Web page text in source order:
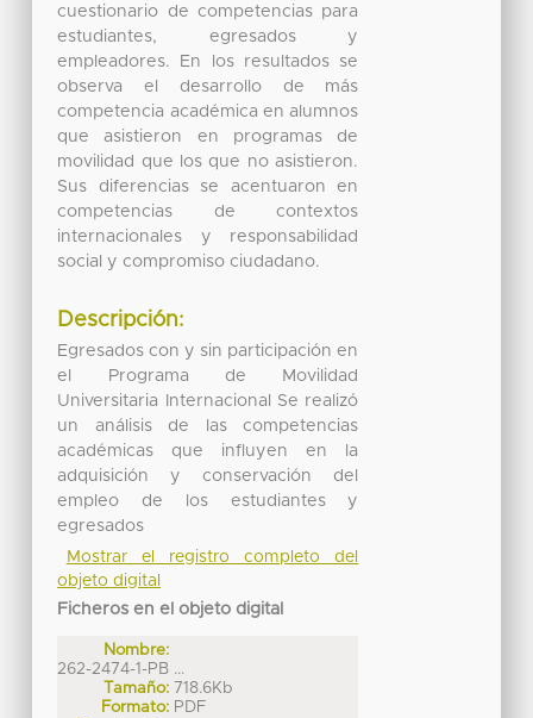
cuestionario de competencias para
estudiantes, egresados y
empleadores. En los resultados se
observa el desarrollo de más
competencia académica en alumnos
que asistieron en programas de
movilidad que los que no asistieron.
Sus diferencias se acentuaron en
competencias de contextos
internacionales y responsabilidad
social y compromiso ciudadano.
Descripción:
Egresados con y sin participación en
el Programa de Movilidad
Universitaria Internacional Se realizó
un análisis de las competencias
académicas que influyen en la
adquisición y conservación del
empleo de los estudiantes y
egresados
Mostrar el registro completo del
objeto digital
Ficheros en el objeto digital
Nombre:
262-2474-1-PB ...
Tamaño: 718.6Kb
Formato: PDF